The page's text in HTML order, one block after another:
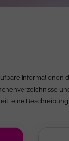
Informationen
eine